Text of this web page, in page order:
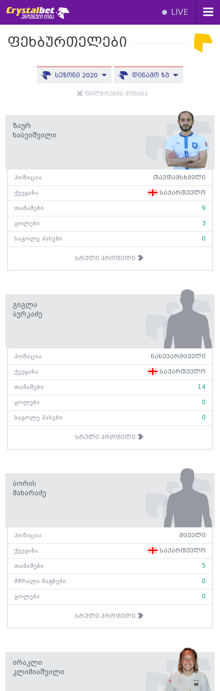
LIVE
ფეხბურთელები
სეზონი 2020 დინამო ზგ
ფილტრების მოხსნა
Ზაურ
Ხაბეიშვილი
პოზიცია თავდამსხმელი
ქვეყანა საქართველო
თამაშები 9
გოლები 3
საგოლე პასები 0
სრული პროფილი
Გიგლა
Ბურკაძე
პოზიცია ნახევარმცველი
ქვეყანა საქართველო
თამაშები 14
გოლები 0
საგოლე პასები 0
სრული პროფილი
Ბორის
Მახარაძე
პოზიცია მცველი
ქვეყანა საქართველო
თამაშები 5
მშრალი მატჩები 0
გოლები 0
სრული პროფილი
Ირაკლი
Კლიმიაშვილი